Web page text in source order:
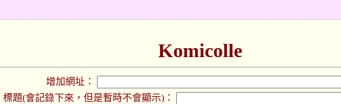
Komicolle
增加網址：
題(會記錄下來，但是暫時不會顯示)：